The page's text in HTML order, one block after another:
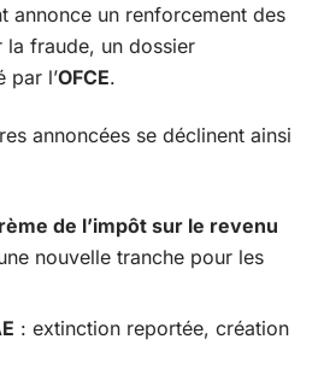
annonce un renforcement des
fraude, un dossier
par l’OFCE.
annoncées se déclinent ainsi
de l’impôt sur le revenu
nouvelle tranche pour les
: extinction reportée, création